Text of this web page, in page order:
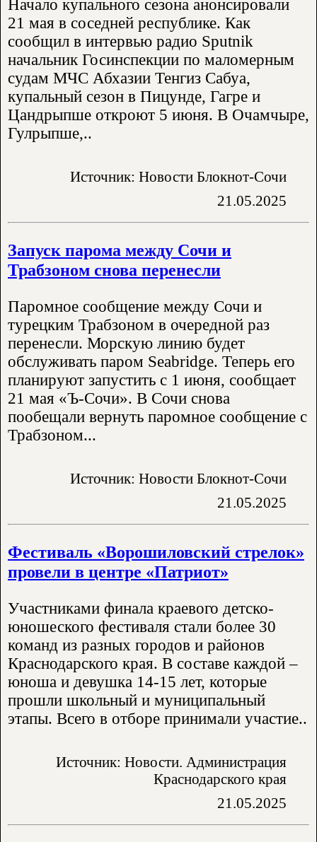
Начало купального сезона анонсировали
21 мая в соседней республике. Как
сообщил в интервью радио Sputnik
начальник Госинспекции по маломерным
судам МЧС Абхазии Тенгиз Сабуа,
купальный сезон в Пицунде, Гагре и
Цандрыпше откроют 5 июня. В Очамчыре,
Гулрыпше,..
Источник: Новости Блокнот-Сочи
21.05.2025
Запуск парома между Сочи и
Трабзоном снова перенесли
Паромное сообщение между Сочи и
турецким Трабзоном в очередной раз
перенесли. Морскую линию будет
обслуживать паром Seabridge. Теперь его
планируют запустить с 1 июня, сообщает
21 мая «Ъ-Сочи». В Сочи снова
пообещали вернуть паромное сообщение с
Трабзоном...
Источник: Новости Блокнот-Сочи
21.05.2025
Фестиваль «Ворошиловский стрелок»
провели в центре «Патриот»
Участниками финала краевого детско-
юношеского фестиваля стали более 30
команд из разных городов и районов
Краснодарского края. В составе каждой –
юноша и девушка 14-15 лет, которые
прошли школьный и муниципальный
этапы. Всего в отборе принимали участие..
Источник: Новости. Администрация
Краснодарского края
21.05.2025